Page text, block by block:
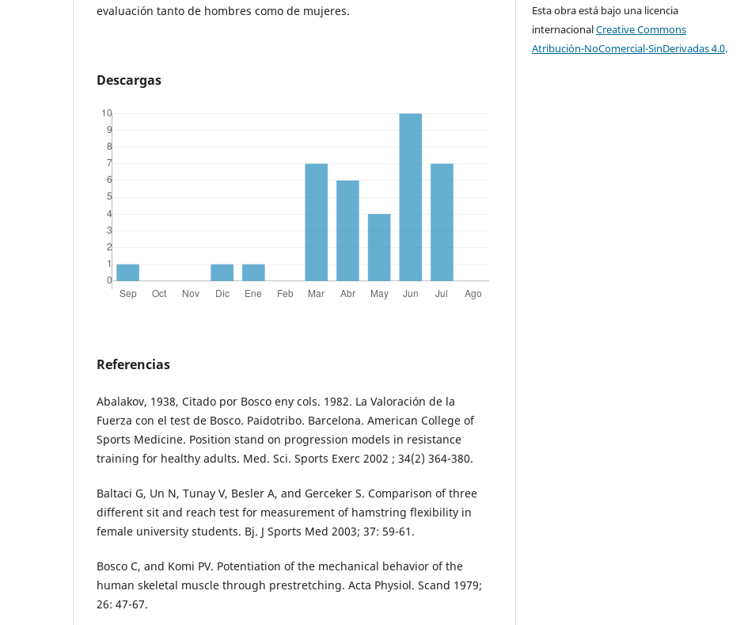
evaluación tanto de hombres como de mujeres.
Descargas
Referencias
Abalakov, 1938, Citado por Bosco eny cols. 1982. La Valoración de la
Fuerza con el test de Bosco. Paidotribo. Barcelona. American College of
Sports Medicine. Position stand on progression models in resistance
training for healthy adults. Med. Sci. Sports Exerc 2002 ; 34(2) 364-380.
Baltaci G, Un N, Tunay V, Besler A, and Gerceker S. Comparison of three
different sit and reach test for measurement of hamstring flexibility in
female university students. Bj. J Sports Med 2003; 37: 59-61.
Bosco C, and Komi PV. Potentiation of the mechanical behavior of the
human skeletal muscle through prestretching. Acta Physiol. Scand 1979;
26: 47-67.
Esta obra está bajo una licencia
internacionalCreative Commons
Atribución-NoComercial-SinDerivadas 4.0.